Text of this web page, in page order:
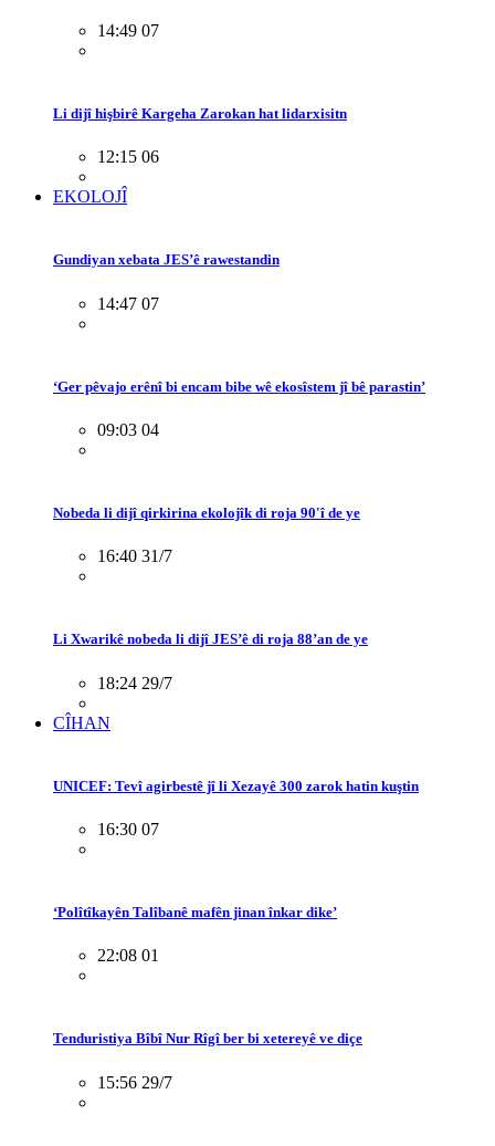
14:49 07
Li dijî hişbirê Kargeha Zarokan hat lidarxisitn
12:15 06
EKOLOJÎ
Gundiyan xebata JES’ê rawestandin
14:47 07
‘Ger pêvajo erênî bi encam bibe wê ekosîstem jî bê parastin’
09:03 04
Nobeda li dijî qirkirina ekolojîk di roja 90'î de ye
16:40 31/7
Li Xwarikê nobeda li dijî JES’ê di roja 88’an de ye
18:24 29/7
CÎHAN
UNICEF: Tevî agirbestê jî li Xezayê 300 zarok hatin kuştin
16:30 07
‘Polîtîkayên Talîbanê mafên jinan înkar dike’
22:08 01
Tenduristiya Bîbî Nur Rîgî ber bi xetereyê ve diçe
15:56 29/7